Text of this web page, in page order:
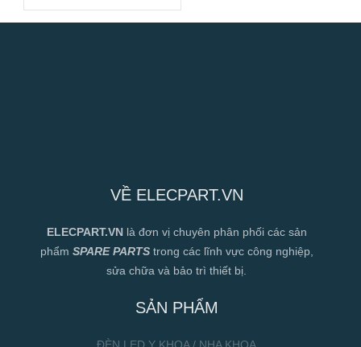
VỀ ELECPART.VN
ELECPART.VN là đơn vị chuyên phân phối các sản
phẩm SPARE PARTStrong các lĩnh vực công nghiệp,
sửa chữa và bảo trì thiết bị.
SẢN PHẨM
ĐÈN LED Y KHOA / NHA KHOA